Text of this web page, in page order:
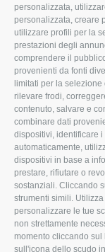
personalizzata,
personalizzata, creare
utilizzare profili per la
prestazioni degli
comprendere il
provenienti da fonti
limitati per la
rilevare frodi,
contenuto, salvare e
combinare dati
dispositivi, identificare
automaticamente,
dispositivi in base a
prestare, rifiutare o
sostanziali. Cliccando
strumenti simili.
personalizzare le tue
non strettamente
momento cliccando
sull'icona dello scudo
(+39) 345
T
w
i
t
t
e
r
F
a
c
e
b
o
o
k
L
i
n
k
e
d
I
n